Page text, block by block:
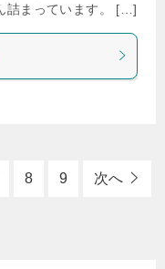
詰まっています。 […]
8 9 次へ